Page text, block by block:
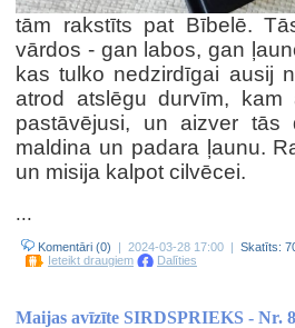
tām rakstīts pat Bībelē.
vārdos - gan labos, gan
kas tulko nedzirdīgai ausij
atrod atslēgu durvīm, kam
pastāvējusi, un aizver tās
maldina un padara ļaunu.
un misija kalpot cilvēcei.
...
Komentāri (0) | 2024-03-28 17:00 | Skatīts:
Ieteikt draugiem
Dalīties
Maijas avīzīte SIRDSPRIEKS - Nr.